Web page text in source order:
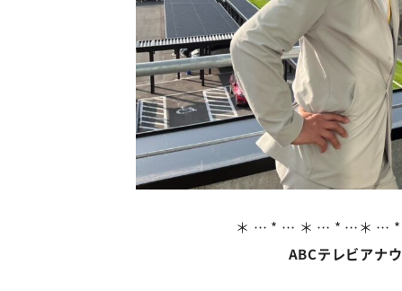
＊ … * … ＊ … * …＊ …
ABCテレビアナ